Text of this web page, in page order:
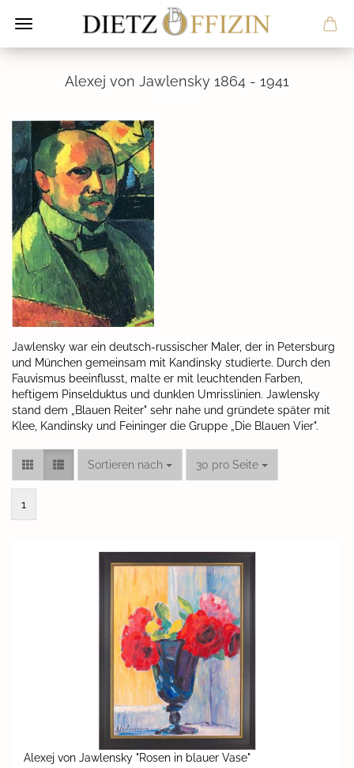
Alexej von Jawlensky 1864 - 1941
Jawlensky war ein deutsch-russischer Maler, der in Petersburg
und München gemeinsam mit Kandinsky studierte. Durch den
Fauvismus beeinflusst, malte er mit leuchtenden Farben,
heftigem Pinselduktus und dunklen Umrisslinien. Jawlensky
stand dem „Blauen Reiter" sehr nahe und gründete später mit
Klee, Kandinsky und Feininger die Gruppe „Die Blauen Vier".
Sortieren nach
Sortieren nach 30 pro Seite
pro Seite
1
Ale­xej von Jaw­len­sky "Rosen in blau­er Vase"